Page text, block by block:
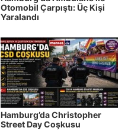
Otomobil Çarpıştı: Üç Kişi
Yaralandı
Hamburg’da Christopher
Street Day Coşkusu